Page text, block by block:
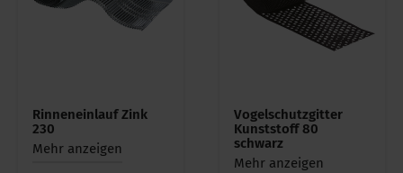
Rinneneinlauf Zink
230
Mehr anzeigen
Vogelschutzgitter
Kunststoff 80
schwarz
Mehr anzeigen